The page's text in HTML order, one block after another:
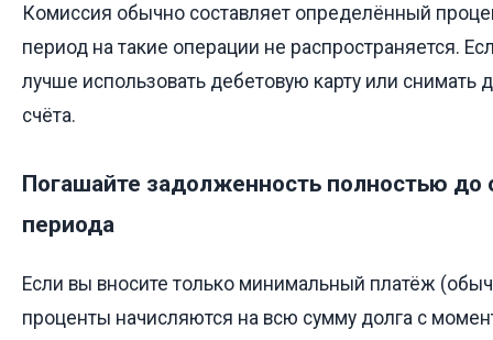
Комиссия обычно составляет определённый
период на такие операции не распространяется.
лучше использовать дебетовую карту или снимать
счёта.
Погашайте задолженность полностью до
периода
Если вы вносите только минимальный платёж
проценты начисляются на всю сумму долга с